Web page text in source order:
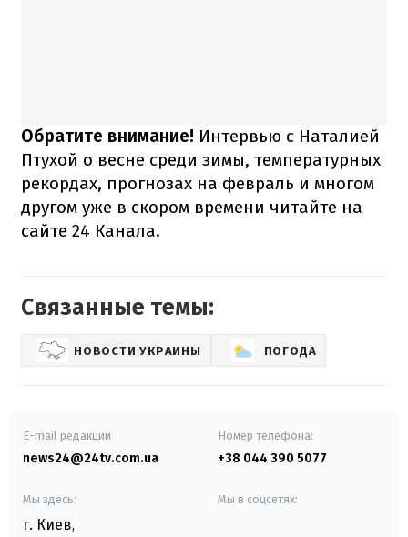
Обратите внимание! Интервью с Наталией
Птухой о весне среди зимы, температурных
рекордах, прогнозах на февраль и многом
другом уже в скором времени читайте на
сайте 24 Канала.
Связанные темы:
НОВОСТИ УКРАИНЫ ПОГОДА
E-mail редакции
news24@24tv.com.ua
Номер телефона:
+38 044 390 5077
Мы здесь:
г. Киев,
Мы в соцсетях: